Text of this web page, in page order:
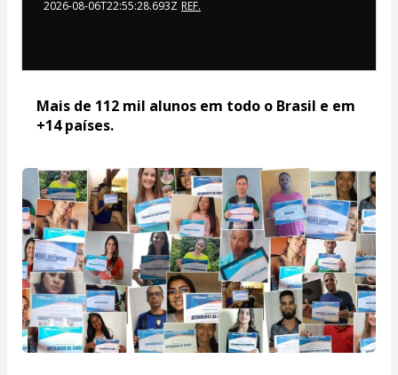
2026-08-06T22:55:28.693Z REF.
Mais de 112 mil alunos em todo o Brasil e em
+14 países.